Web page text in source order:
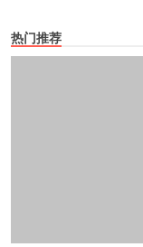
热门推荐